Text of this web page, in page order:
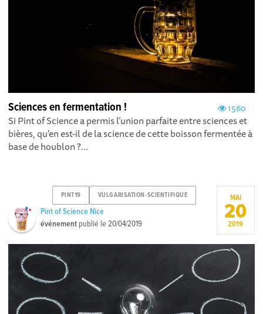
1560
Sciences en fermentation !
Si Pint of Science a permis l’union parfaite entre sciences et
bières, qu'en est-il de la science de cette boisson fermentée à
base de houblon ?...
PINT19 VULGARISATION-SCIENTIFIQUE
Pint of Science Nice
événement publié le20/04/2019
MAI
20
2019